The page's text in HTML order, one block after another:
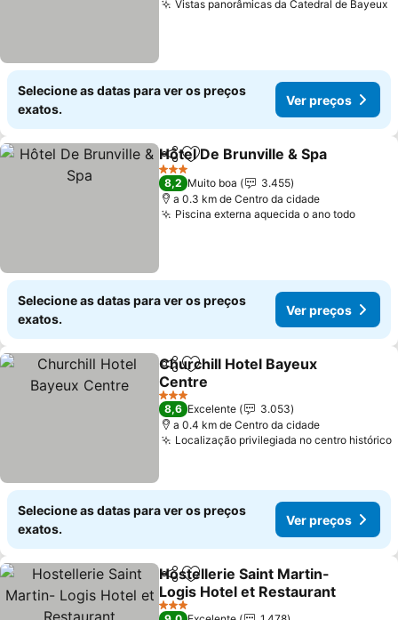
Vistas panorâmicas da Catedral de Bayeux
Selecione as datas para ver os preços
exatos.
Ver preços
PartilharAdicionar aos favoritos
Hôtel De Brunville & Spa
3 Estrelas
8,2 Muito boa
3.455
a 0.3 km de Centro da cidade
Piscina externa aquecida o ano todoVer
Selecione as datas para ver os preços
exatos.
Ver preços
PartilharAdicionar aos favoritos
Churchill Hotel Bayeux
Centre
Ver preços
3 Estrelas
8,6 Excelente
3.053
a 0.4 km de Centro da cidade
Localização privilegiada no centro histórico
Selecione as datas para ver os preços
exatos.
Ver preços
PartilharAdicionar aos favoritos
Hostellerie Saint Martin-
Logis Hotel et Restaurant
Ver preços
3 Estrelas